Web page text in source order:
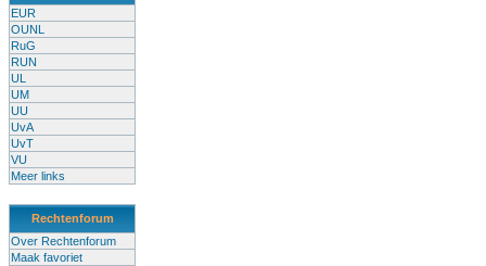
EUR
OUNL
RuG
RUN
UL
UM
UU
UvA
UvT
VU
Meer links
Rechtenforum
Over Rechtenforum
Maak favoriet